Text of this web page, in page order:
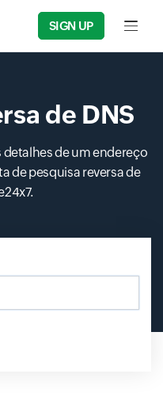
SIGN UP Input
de DNS
de um endereço
de pesquisa reversa de